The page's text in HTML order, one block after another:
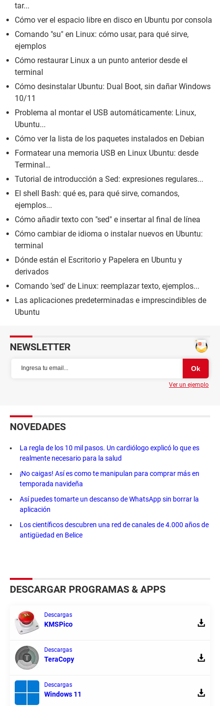
tar...
Cómo ver el espacio libre en disco en Ubuntu por consola
Comando "su" en Linux: cómo usar, para qué sirve,
ejemplos
Cómo restaurar Linux a un punto anterior desde el
terminal
Cómo desinstalar Ubuntu: Dual Boot, sin dañar Windows
10/11
Problema al montar el USB automáticamente: Linux,
Ubuntu...
Cómo ver la lista de los paquetes instalados en Debian
Formatear una memoria USB en Linux Ubuntu: desde
Terminal…
Tutorial de introducción a Sed: expresiones regulares...
El shell Bash: qué es, para qué sirve, comandos,
ejemplos...
Cómo añadir texto con "sed" e insertar al final de línea
Cómo cambiar de idioma o instalar nuevos en Ubuntu:
terminal
Dónde están el Escritorio y Papelera en Ubuntu y
derivados
Comando 'sed' de Linux: reemplazar texto, ejemplos...
Las aplicaciones predeterminadas e imprescindibles de
Ubuntu
NEWSLETTER
Ver un ejemplo
NOVEDADES
La regla de los 10 mil pasos. Un cardiólogo explicó lo que es
realmente necesario para la salud
¡No caigas! Así es como te manipulan para comprar más en
temporada navideña
Así puedes tomarte un descanso de WhatsApp sin borrar la
aplicación
Los científicos descubren una red de canales de 4.000 años de
antigüedad en Belice
DESCARGAR PROGRAMAS & APPS
Descargas
KMSPico
Descargas
TeraCopy
Descargas
Windows 11